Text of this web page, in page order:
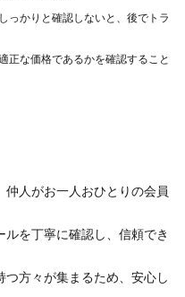
っかりと確認しないと、後でトラ
正な価格であるかを確認すること
人がお一人おひとりの会員
を丁寧に確認し、信頼でき
方々が集まるため、安心し